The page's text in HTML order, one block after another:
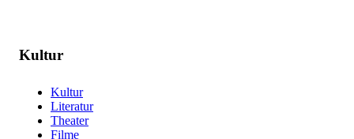
Kultur
Kultur
Literatur
Theater
Filme